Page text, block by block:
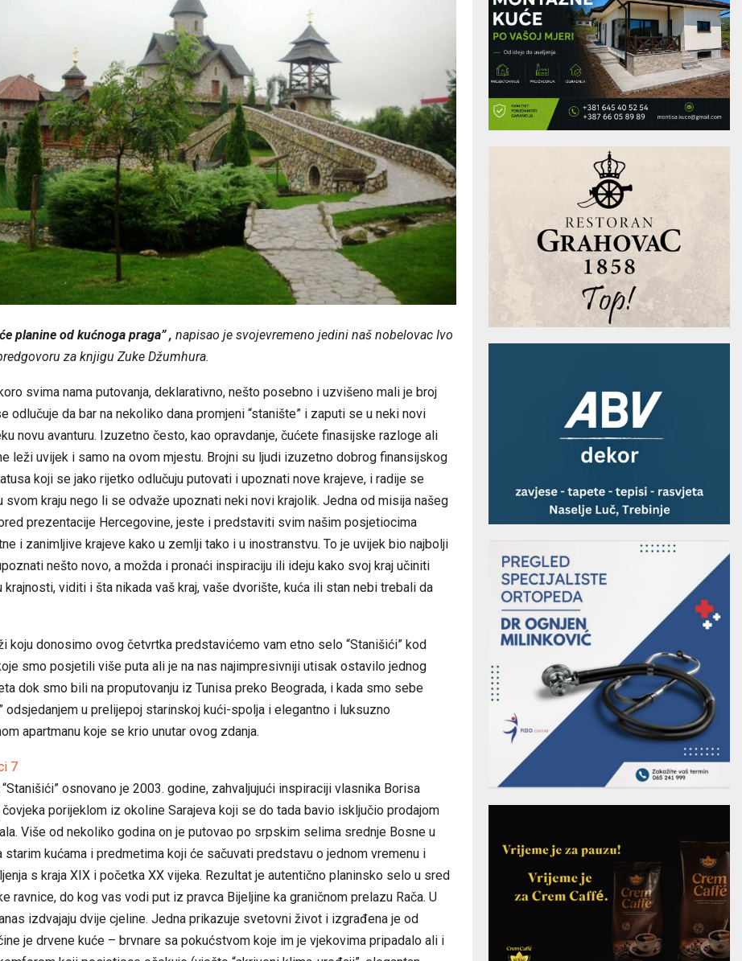
planine od kućnoga praga” , napisao je svojevremeno jedini naš nobelovac Ivo
za knjigu Zuke Džumhura.
svima nama putovanja, deklarativno, nešto posebno i uzvišeno mali je broj
odlučuje da bar na nekoliko dana promjeni “stanište” i zaputi se u neki novi
novu avanturu. Izuzetno često, kao opravdanje, čućete finasijske razloge ali
leži uvijek i samo na ovom mjestu. Brojni su ljudi izuzetno dobrog finansijskog
koji se jako rijetko odlučuju putovati i upoznati nove krajeve, i radije se
svom kraju nego li se odvaže upoznati neki novi krajolik. Jedna od misija našeg
prezentacije Hercegovine, jeste i predstaviti svim našim posjetiocima
i zanimljive krajeve kako u zemlji tako i u inostranstvu. To je uvijek bio najbolji
nešto novo, a možda i pronaći inspiraciju ili ideju kako svoj kraj učiniti
krajnosti, viditi i šta nikada vaš kraj, vaše dvorište, kuća ili stan nebi trebali da
koju donosimo ovog četvrtka predstavićemo vam etno selo “Stanišići” kod
smo posjetili više puta ali je na nas najimpresivniji utisak ostavilo jednog
dok smo bili na proputovanju iz Tunisa preko Beograda, i kada smo sebe
odsjedanjem u prelijepoj starinskoj kući-spolja i elegantno i luksuzno
apartmanu koje se krio unutar ovog zdanja.
osnovano je 2003. godine, zahvaljujući inspiraciji vlasnika Borisa
čovjeka porijeklom iz okoline Sarajeva koji se do tada bavio isključio prodajom
Više od nekoliko godina on je putovao po srpskim selima srednje Bosne u
starim kućama i predmetima koji će sačuvati predstavu o jednom vremenu i
s kraja XIX i početka XX vijeka. Rezultat je autentično planinsko selo u sred
ravnice, do kog vas vodi put iz pravca Bijeljine ka graničnom prelazu Rača. U
izdvajaju dvije cjeline. Jedna prikazuje svetovni život i izgrađena je od
je drvene kuće – brvnare sa pokućstvom koje im je vjekovima pripadalo ali i